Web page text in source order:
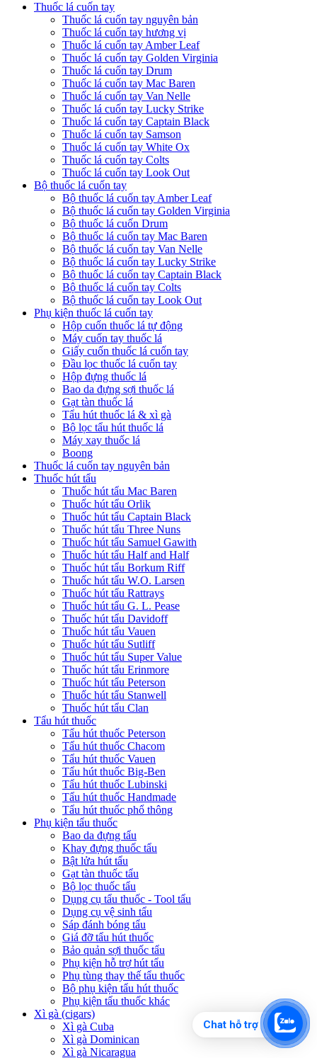
Thuốc lá cuốn tay
Thuốc lá cuốn tay nguyên bản
Thuốc lá cuốn tay hương vị
Thuốc lá cuốn tay Amber Leaf
Thuốc lá cuốn tay Golden Virginia
Thuốc lá cuốn tay Drum
Thuốc lá cuốn tay Mac Baren
Thuốc lá cuốn tay Van Nelle
Thuốc lá cuốn tay Lucky Strike
Thuốc lá cuốn tay Captain Black
Thuốc lá cuốn tay Samson
Thuốc lá cuốn tay White Ox
Thuốc lá cuốn tay Colts
Thuốc lá cuốn tay Look Out
Bộ thuốc lá cuốn tay
Bộ thuốc lá cuốn tay Amber Leaf
Bộ thuốc lá cuốn tay Golden Virginia
Bộ thuốc lá cuốn Drum
Bộ thuốc lá cuốn tay Mac Baren
Bộ thuốc lá cuốn tay Van Nelle
Bộ thuốc lá cuốn tay Lucky Strike
Bộ thuốc lá cuốn tay Captain Black
Bộ thuốc lá cuốn tay Colts
Bộ thuốc lá cuốn tay Look Out
Phụ kiện thuốc lá cuốn tay
Hộp cuốn thuốc lá tự động
Máy cuốn tay thuốc lá
Giấy cuốn thuốc lá cuốn tay
Đầu lọc thuốc lá cuốn tay
Hộp đựng thuốc lá
Bao da đựng sợi thuốc lá
Gạt tàn thuốc lá
Tẩu hút thuốc lá & xì gà
Bộ lọc tẩu hút thuốc lá
Máy xay thuốc lá
Boong
Thuốc lá cuốn tay nguyên bản
Thuốc hút tẩu
Thuốc hút tẩu Mac Baren
Thuốc hút tẩu Orlik
Thuốc hút tẩu Captain Black
Thuốc hút tẩu Three Nuns
Thuốc hút tẩu Samuel Gawith
Thuốc hút tẩu Half and Half
Thuốc hút tẩu Borkum Riff
Thuốc hút tẩu W.O. Larsen
Thuốc hút tẩu Rattrays
Thuốc hút tẩu G. L. Pease
Thuốc hút tẩu Davidoff
Thuốc hút tẩu Vauen
Thuốc hút tẩu Sutliff
Thuốc hút tẩu Super Value
Thuốc hút tẩu Erinmore
Thuốc hút tẩu Peterson
Thuốc hút tẩu Stanwell
Thuốc hút tẩu Clan
Tẩu hút thuốc
Tẩu hút thuốc Peterson
Tẩu hút thuốc Chacom
Tẩu hút thuốc Vauen
Tẩu hút thuốc Big-Ben
Tẩu hút thuốc Lubinski
Tẩu hút thuốc Handmade
Tẩu hút thuốc phổ thông
Phụ kiện tẩu thuốc
Bao da đựng tẩu
Khay đựng thuốc tẩu
Bật lửa hút tẩu
Gạt tàn thuốc tẩu
Bộ lọc thuốc tẩu
Dụng cụ tẩu thuốc - Tool tẩu
Dụng cụ vệ sinh tẩu
Sáp đánh bóng tẩu
Giá đỡ tẩu hút thuốc
Bảo quản sợi thuốc tẩu
Phụ kiện hỗ trợ hút tẩu
Phụ tùng thay thế tẩu thuốc
Bộ phụ kiện tẩu hút thuốc
Phụ kiện tẩu thuốc khác
Xì gà (cigars)
Xì gà Cuba
Xì gà Dominican
Xì gà Nicaragua
Chat hỗ trợ